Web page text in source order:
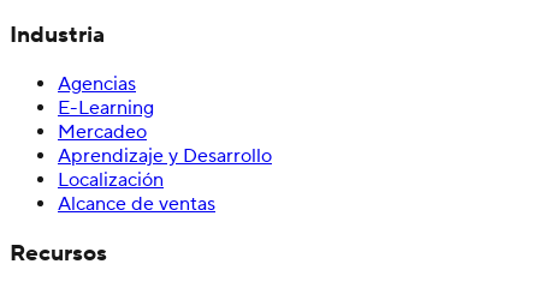
Industria
Agencias
E-Learning
Mercadeo
Aprendizaje y Desarrollo
Localización
Alcance de ventas
Recursos